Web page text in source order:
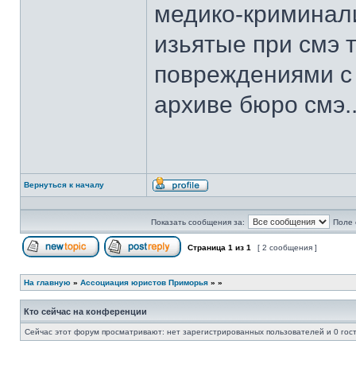
медико-
изьятые при смэ
повреждениями с
архиве бюро
Вернуться к началу
Профиль
Показать сообщения за: Поле
Страница 1 из 1 [ 2 сообщения ]
На главную » Ассоциация юристов Приморья » »
Кто сейчас на конференции
Сейчас этот форум просматривают: нет зарегистрированных пользователей и 0